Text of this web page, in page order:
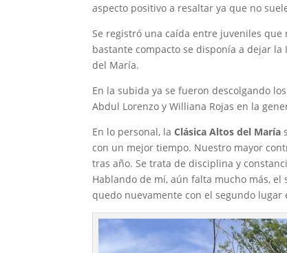
aspecto positivo a resaltar ya que no
Se registró una caída entre juveniles
bastante compacto se disponía a dejar
del María.
En la subida ya se fueron descolgando
Abdul Lorenzo y Williana Rojas en la
En lo personal, laClásica Altos del María
con un mejor tiempo. Nuestro mayor
tras año. Se trata de disciplina y
Hablando de mí, aún falta mucho más,
quedo nuevamente con el segundo lugar